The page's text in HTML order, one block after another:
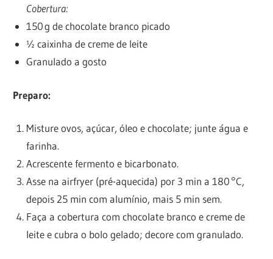
Cobertura:
150 g de chocolate branco picado
½ caixinha de creme de leite
Granulado a gosto
Preparo:
Misture ovos, açúcar, óleo e chocolate; junte água e
farinha.
Acrescente fermento e bicarbonato.
Asse na airfryer (pré-aquecida) por 3 min a 180 °C,
depois 25 min com alumínio, mais 5 min sem.
Faça a cobertura com chocolate branco e creme de
leite e cubra o bolo gelado; decore com granulado.